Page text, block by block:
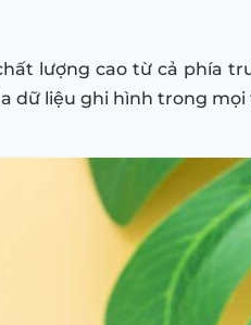
lượng cao từ cả phía
dữ liệu ghi hình trong